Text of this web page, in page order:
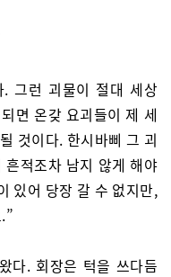
. 그런 괴물이 절대 세상
면 온갖 요괴들이 제 세
것이다. 한시바삐 그 괴
적조차 남지 않게 해야
있어 당장 갈 수 없지만,
다. 회장은 턱을 쓰다듬